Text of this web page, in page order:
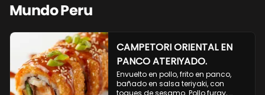
Mundo Peru
CAMPETORI ORIENTAL EN
PANCO ATERIYADO.
Envuelto en pollo, frito en panco,
bañado en salsa teriyaki, con
toques de sesamo. Pollo furay,